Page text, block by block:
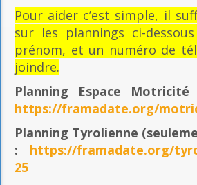
Pour aider c’est simple, il
sur les plannings ci-
prénom, et un numéro de
joindre.
Planning Espace Motricité
https://framadate.org/
Planning Tyrolienne
: https://framadate.org/
25